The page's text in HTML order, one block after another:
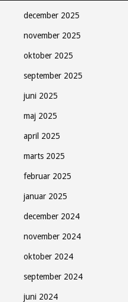
december 2025
november 2025
oktober 2025
september 2025
juni 2025
maj 2025
april 2025
marts 2025
februar 2025
januar 2025
december 2024
november 2024
oktober 2024
september 2024
juni 2024